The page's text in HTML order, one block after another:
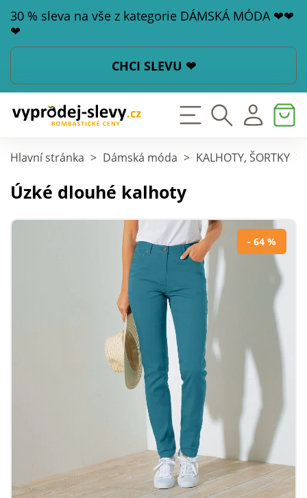
30 % sleva na vše z kategorie DÁMSKÁ MÓDA ❤❤
❤
CHCI SLEVU ❤
Hlavní stránka > Dámská móda > KALHOTY, ŠORTKY >
Úzké dlouhé kalhoty
- 64 %